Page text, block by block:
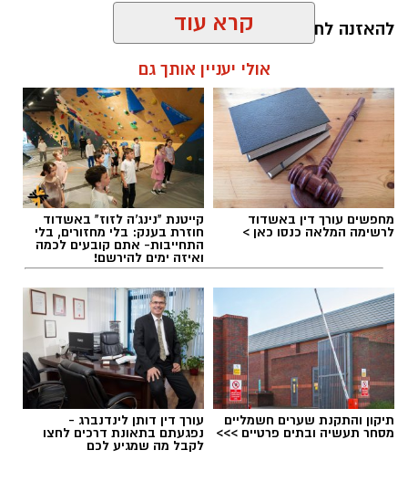
השוטרים לפרוץ אל תוך המבנה. במקום אותרו
מספר חשודים אשר על פי החשד השתתפו
במשחקי הימורים.
בחיפוש שבוצע נתפסו מוצגים שונים ששימשו, על
פי החשד, לניהול ולהפעלת הימורים בלתי חוקיים,
ובהם 28 חבילות קלפים ומזוודות המכילות ז'יטונים.
במסגרת הפעילות עוכבו לחקירה שלושה חשודים,
להאזנה לתוכן:
עופר אשטוקר / 12:25 09.08.26
תגים:תאונה קשה באשדוד
קרא עוד
אולי יעניין אותך גם
מחפשים עורך דין באשדוד
לרשימה המלאה כנסו כאן >
קייטנת "נינג'ה לזוז" באשדוד
חוזרת בענק: בלי מחזורים, בלי
התחייבות- אתם קובעים לכמה
ואיזה ימים להירשם!
תיקון והתקנת שערים חשמליים
מסחר תעשיה ובתים פרטיים >>>
עורך דין דותן לינדנברג -
נפגעתם בתאונת דרכים לחצו
לקבל מה שמגיע לכם